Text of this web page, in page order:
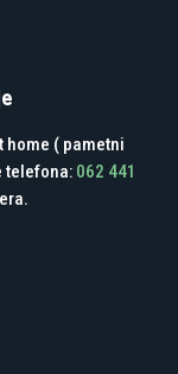
home ( pametni
telefona: 062 441